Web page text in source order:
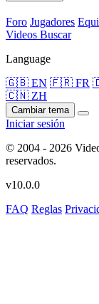
Foro Jugadores
Videos Buscar
Language
🇬🇧 EN 🇫🇷 FR
🇨🇳 ZH
Cambiar tema
Iniciar sesión
© 2004 - 2026
reservados.
v10.0.0
FAQ Reglas